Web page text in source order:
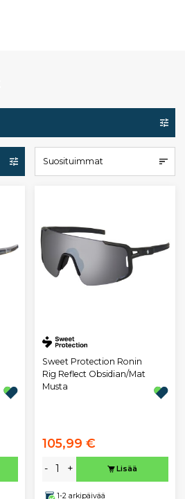
Suosituimmat
Sweet Protection Ronin
Rig Reflect Obsidian/Mat
Musta
105,99 €
- + Lisää
1-2 arkipäivää